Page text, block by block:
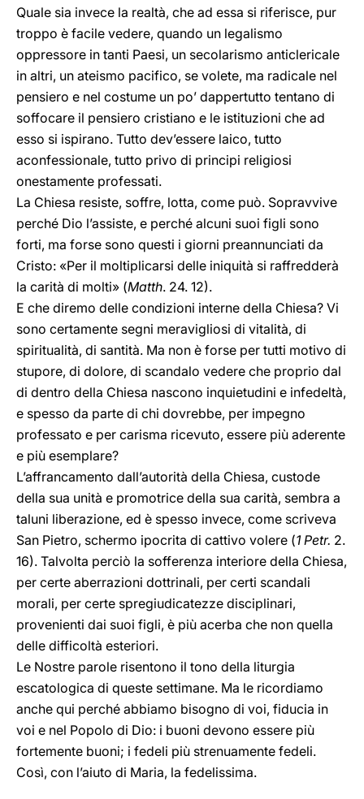
Quale sia invece la realtà, che ad essa si riferisce, pur
troppo è facile vedere, quando un legalismo
oppressore in tanti Paesi, un secolarismo anticlericale
in altri, un ateismo pacifico, se volete, ma radicale nel
pensiero e nel costume un po’ dappertutto tentano di
soffocare il pensiero cristiano e le istituzioni che ad
esso si ispirano. Tutto dev’essere laico, tutto
aconfessionale, tutto privo di principi religiosi
onestamente professati.
La Chiesa resiste, soffre, lotta, come può. Sopravvive
perché Dio l’assiste, e perché alcuni suoi figli sono
forti, ma forse sono questi i giorni preannunciati da
Cristo: «Per il moltiplicarsi delle iniquità si raffredderà
la carità di molti» (Matth. 24. 12).
E che diremo delle condizioni interne della Chiesa? Vi
sono certamente segni meravigliosi di vitalità, di
spiritualità, di santità. Ma non è forse per tutti motivo di
stupore, di dolore, di scandalo vedere che proprio dal
di dentro della Chiesa nascono inquietudini e infedeltà,
e spesso da parte di chi dovrebbe, per impegno
professato e per carisma ricevuto, essere più aderente
e più esemplare?
L’affrancamento dall’autorità della Chiesa, custode
della sua unità e promotrice della sua carità, sembra a
taluni liberazione, ed è spesso invece, come scriveva
San Pietro, schermo ipocrita di cattivo volere (1 Petr. 2.
16). Talvolta perciò la sofferenza interiore della Chiesa,
per certe aberrazioni dottrinali, per certi scandali
morali, per certe spregiudicatezze disciplinari,
provenienti dai suoi figli, è più acerba che non quella
delle difficoltà esteriori.
Le Nostre parole risentono il tono della liturgia
escatologica di queste settimane. Ma le ricordiamo
anche qui perché abbiamo bisogno di voi, fiducia in
voi e nel Popolo di Dio: i buoni devono essere più
fortemente buoni; i fedeli più strenuamente fedeli.
Così, con l’aiuto di Maria, la fedelissima.